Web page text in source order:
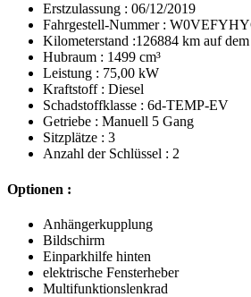
Erstzulassung : 06/12/2019
Fahrgestell-Nummer :
Kilometerstand :126884 km auf
Hubraum : 1499 cm³
Leistung : 75,00 kW
Kraftstoff : Diesel
Schadstoffklasse : 6d-TEMP-EV
Getriebe : Manuell 5 Gang
Sitzplätze : 3
Anzahl der Schlüssel : 2
Optionen :
Anhängerkupplung
Bildschirm
Einparkhilfe hinten
elektrische Fensterheber
Multifunktionslenkrad